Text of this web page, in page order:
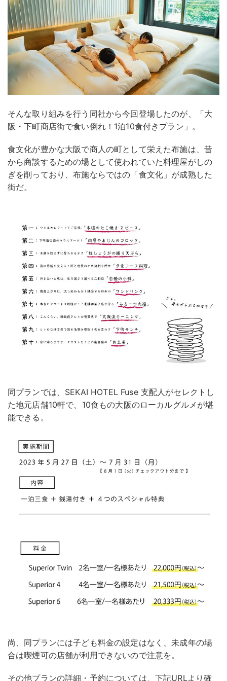
そんな取り組みを行う同社から今回登場したのが、「大
阪・下町商店街で食い倒れ！1泊10食付きプラン」。
食文化が豊かな大阪で商人の町として栄えた布施は、昔
から商談するための場として使われていた料理屋がしの
ぎを削っており、布施ならではの「食文化」が成熟した
街だ。
同プランでは、SEKAI HOTEL Fuse 支配人がセレクトし
た地元店舗10軒で、10食もの大阪のローカルグルメが堪
能できる。
尚、同プランには子ども料金の設定はなく、未成年の場
合は喫煙可の店舗が利用できないので注意を。
その他プランの詳細・予約については、下記URLより確